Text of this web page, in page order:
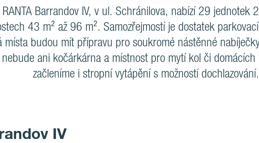
Barrandov IV, v ul. Schránilova, nabízí 29 jednotek
43 m² až 96 m². Samozřejmostí je dostatek
místa budou mít přípravu pro soukromé nástěnné
ani kočárkárna a místnost pro mytí kol či domácích
začleníme i stropní vytápění s možností dochlazování.
IV